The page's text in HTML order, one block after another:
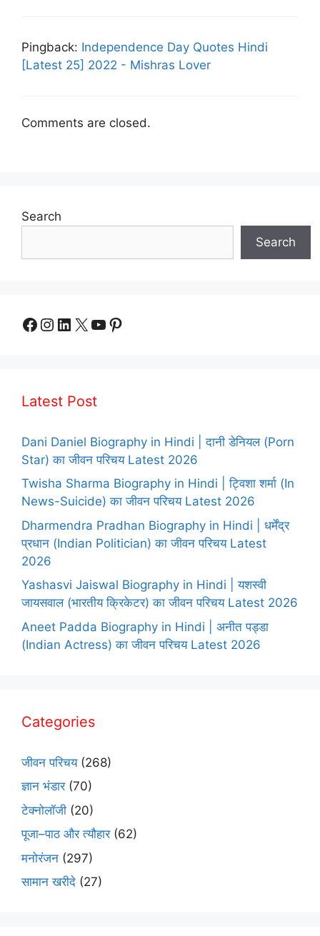
Pingback: Independence Day Quotes Hindi
[Latest 25] 2022 - Mishras Lover
Comments are closed.
Search
Search
Facebook
Instagram
LinkedIn
X YouTube
Pinterest
Latest Post
Dani Daniel Biography in Hindi | दानी डेनियल (Porn
Star) का जीवन परिचय Latest 2026
Twisha Sharma Biography in Hindi | ट्विशा शर्मा (In
News-Suicide) का जीवन परिचय Latest 2026
Dharmendra Pradhan Biography in Hindi | धर्मेंद्र
प्रधान (Indian Politician) का जीवन परिचय Latest
2026
Yashasvi Jaiswal Biography in Hindi | यशस्वी
जायसवाल (भारतीय क्रिकेटर) का जीवन परिचय Latest 2026
Aneet Padda Biography in Hindi | अनीत पड्डा
(Indian Actress) का जीवन परिचय Latest 2026
Categories
जीवन परिचय(268)
ज्ञान भंडार(70)
टेक्नोलॉजी (20)
पूजा–पाठ और त्यौहार(62)
मनोरंजन (297)
सामान खरीदे (27)